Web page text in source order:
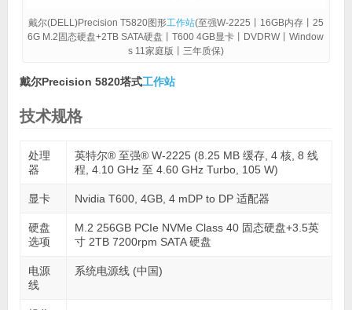
戴尔(DELL)Precision T5820图形工作站(至强W-2225丨16GB内存丨25
6G M.2固态硬盘+2TB SATA硬盘丨T600 4GB显卡丨DVDRW丨Window
s 11家庭版丨三年质保)
戴尔Precision 5820塔式工作站
技术规格
处理
器
英特尔® 至强® W-2225 (8.25 MB 缓存, 4 核, 8 线
程, 4.10 GHz 至 4.60 GHz Turbo, 105 W)
显卡 Nvidia T600, 4GB, 4 mDP to DP 适配器
硬盘
选项
M.2 256GB PCIe NVMe Class 40 固态硬盘+3.5英
寸 2TB 7200rpm SATA 硬盘
电源
线
系统电源线 (中国)